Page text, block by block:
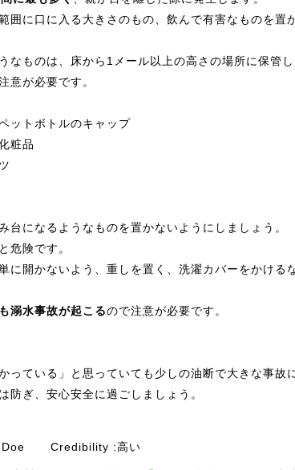
囲に口に入る大きさのもの、飲んで有害なものを置
なものは、床から1メール以上の高さの場所に保管し
意が必要です。
ットボトルのキャップ
粧品
台になるようなものを置かないようにしましょう。
危険です。
に開かないよう、重しを置く、洗濯カバーをかける
溺水事故が起こるので注意が必要です。
っている」と思っていても少しの油断で大きな事故
防ぎ、安心安全に過ごしましょう。
Credibility 高い